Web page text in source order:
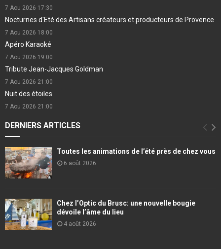
7 Aou 2026 17:30
Nocturnes d'Eté des Artisans créateurs et producteurs de Provence
7 Aou 2026 18:00
Apéro Karaoké
7 Aou 2026 19:00
Tribute Jean-Jacques Goldman
7 Aou 2026 21:00
Nuit des étoiles
7 Aou 2026 21:00
DERNIERS ARTICLES
Toutes les animations de l’été près de chez vous
6 août 2026
Chez l’Optic du Brusc: une nouvelle bougie
dévoile l’âme du lieu
4 août 2026